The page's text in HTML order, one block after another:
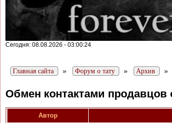
Сегодня: 08.08.2026 - 03:00:24
Главная сайта » Форум о тату » Архив »
Обмен контактами продавцов
Автор